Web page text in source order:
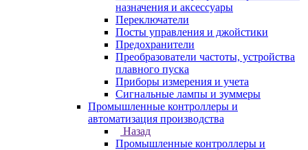
назначения и аксессуары
Переключатели
Посты управления и джойстики
Предохранители
Преобразователи частоты, устройства
плавного пуска
Приборы измерения и учета
Сигнальные лампы и зуммеры
Промышленные контроллеры и
автоматизация производства
Назад
Промышленные контроллеры и